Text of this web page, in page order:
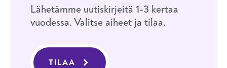
Lähetämme uutiskirjeitä 1-3 kertaa
vuodessa. Valitse aiheet ja tilaa.
TILAA